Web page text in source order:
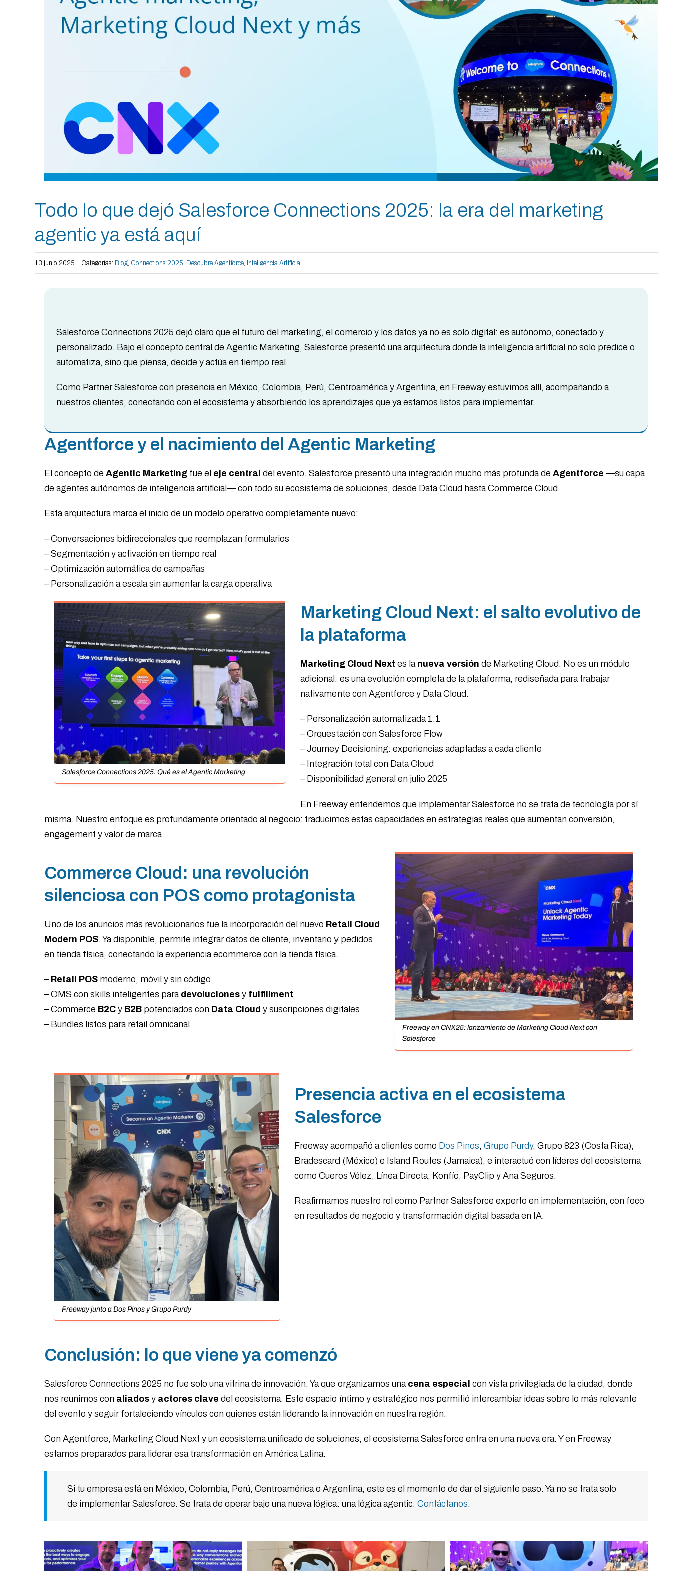
Todo lo que dejó Salesforce Connections 2025: la era del marketing
agentic ya está aquí
13 junio 2025 Categorías: Blog, Connections 2025, Descubre Agentforce, Inteligencia Artificial
Salesforce Connections 2025 dejó claro que el futuro del marketing, el comercio y los datos ya no es solo digital: es autónomo, conectado y
personalizado. Bajo el concepto central de Agentic Marketing, Salesforce presentó una arquitectura donde la inteligencia artificial no solo predice o
automatiza, sino que piensa, decide y actúa en tiempo real.
Como Partner Salesforce con presencia en México, Colombia, Perú, Centroamérica y Argentina, en Freeway estuvimos allí, acompañando a
nuestros clientes, conectando con el ecosistema y absorbiendo los aprendizajes que ya estamos listos para implementar.
Agentforce y el nacimiento del Agentic Marketing
El concepto deAgentic Marketing fue el eje central del evento. Salesforce presentó una integración mucho más profunda deAgentforce —su capa
de agentes autónomos de inteligencia artificial— con todo su ecosistema de soluciones, desde Data Cloud hasta Commerce Cloud.
Esta arquitectura marca el inicio de un modelo operativo completamente nuevo:
– Conversaciones bidireccionales que reemplazan formularios
– Segmentación y activación en tiempo real
– Optimización automática de campañas
– Personalización a escala sin aumentar la carga operativa
Salesforce Connections 2025: Qué es el Agentic Marketing
Marketing Cloud Next: el salto evolutivo de
la plataforma
Marketing Cloud Next es la nueva versión de Marketing Cloud. No es un módulo
adicional: es una evolución completa de la plataforma, rediseñada para trabajar
nativamente con Agentforce y Data Cloud.
– Personalización automatizada 1:1
– Orquestación con Salesforce Flow
– Journey Decisioning: experiencias adaptadas a cada cliente
– Integración total con Data Cloud
– Disponibilidad general en julio 2025
En Freeway entendemos que implementar Salesforce no se trata de tecnología por sí
misma. Nuestro enfoque es profundamente orientado al negocio: traducimos estas capacidades en estrategias reales que aumentan conversión,
engagement y valor de marca.
Freeway en CNX25: lanzamiento de Marketing Cloud Next con
Salesforce
Commerce Cloud: una revolución
silenciosa con POS como protagonista
Uno de los anuncios más revolucionarios fue la incorporación del nuevo Retail Cloud
Modern POS. Ya disponible, permite integrar datos de cliente, inventario y pedidos
en tienda física, conectando la experiencia ecommerce con la tienda física.
– Retail POS moderno, móvil y sin código
– OMS con skills inteligentes para devoluciones y fulfillment
– Commerce B2C y B2B potenciados con Data Cloud y suscripciones digitales
– Bundles listos para retail omnicanal
Freeway junto a Dos Pinos y Grupo Purdy
Presencia activa en el ecosistema
Salesforce
Freeway acompañó a clientes como Dos Pinos,Grupo Purdy, Grupo 823 (Costa Rica),
Bradescard (México) e Island Routes (Jamaica), e interactuó con líderes del ecosistema
como Cueros Vélez, Línea Directa, Konfío, PayClip y Ana Seguros.
Reafirmamos nuestro rol como Partner Salesforce experto en implementación, con foco
en resultados de negocio y transformación digital basada en IA.
Conclusión: lo que viene ya comenzó
Salesforce Connections 2025 no fue solo una vitrina de innovación. Ya que organizamos una cena especial con vista privilegiada de la ciudad, donde
nos reunimos con aliados y actores clave del ecosistema. Este espacio íntimo y estratégico nos permitió intercambiar ideas sobre lo más relevante
del evento y seguir fortaleciendo vínculos con quienes están liderando la innovación en nuestra región.
Con Agentforce, Marketing Cloud Next y un ecosistema unificado de soluciones, el ecosistema Salesforce entra en una nueva era. Y en Freeway
estamos preparados para liderar esa transformación en América Latina.
Si tu empresa está en México, Colombia, Perú, Centroamérica o Argentina, este es el momento de dar el siguiente paso. Ya no se trata solo
de implementar Salesforce. Se trata de operar bajo una nueva lógica: una lógica agentic.Contáctanos.